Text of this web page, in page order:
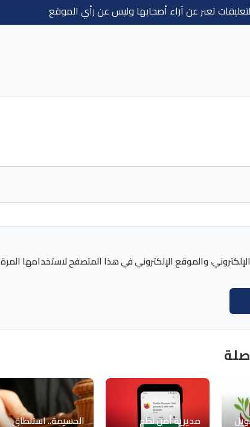
تعبر عن آراء أصحابها وليس عن رأي الموقع
والموقع الإلكتروني في هذا المتصفح لاستخدامها المرة
مديرية أمن نظم الحسيمة.. استنطاق